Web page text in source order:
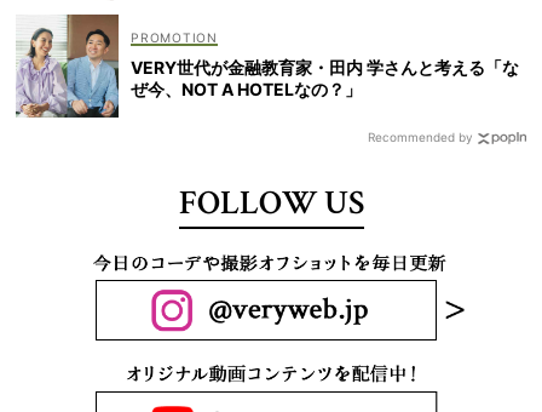
VERY世代が金融教育家・田内 学さんと考える「な
ぜ今、NOT A HOTELなの？」
Recommended by
FOLLOW US